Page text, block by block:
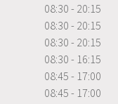
08:30 - 20:15
08:30 - 20:15
08:30 - 20:15
08:30 - 16:15
08:45 - 17:00
08:45 - 17:00